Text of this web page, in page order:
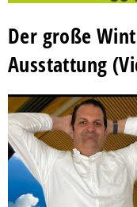
Der große
Ausstattung